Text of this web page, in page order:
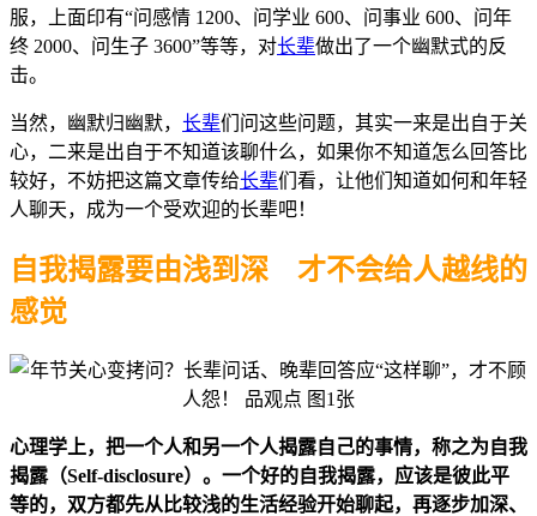
服，上面印有“问感情 1200、问学业 600、问事业 600、问年
终 2000、问生子 3600”等等，对长辈做出了一个幽默式的反
击。
当然，幽默归幽默， 长辈们问这些问题，其实一来是出自于关
心，二来是出自于不知道该聊什么，如果你不知道怎么回答比
较好，不妨把这篇文章传给长辈们看，让他们知道如何和年轻
人聊天，成为一个受欢迎的长辈吧！
自我揭露要由浅到深 才不会给人越线的
感觉
心理学上，把一个人和另一个人揭露自己的事情，称之为自我
揭露（Self-disclosure）。一个好的自我揭露，应该是彼此平
等的，双方都先从比较浅的生活经验开始聊起，再逐步加深、